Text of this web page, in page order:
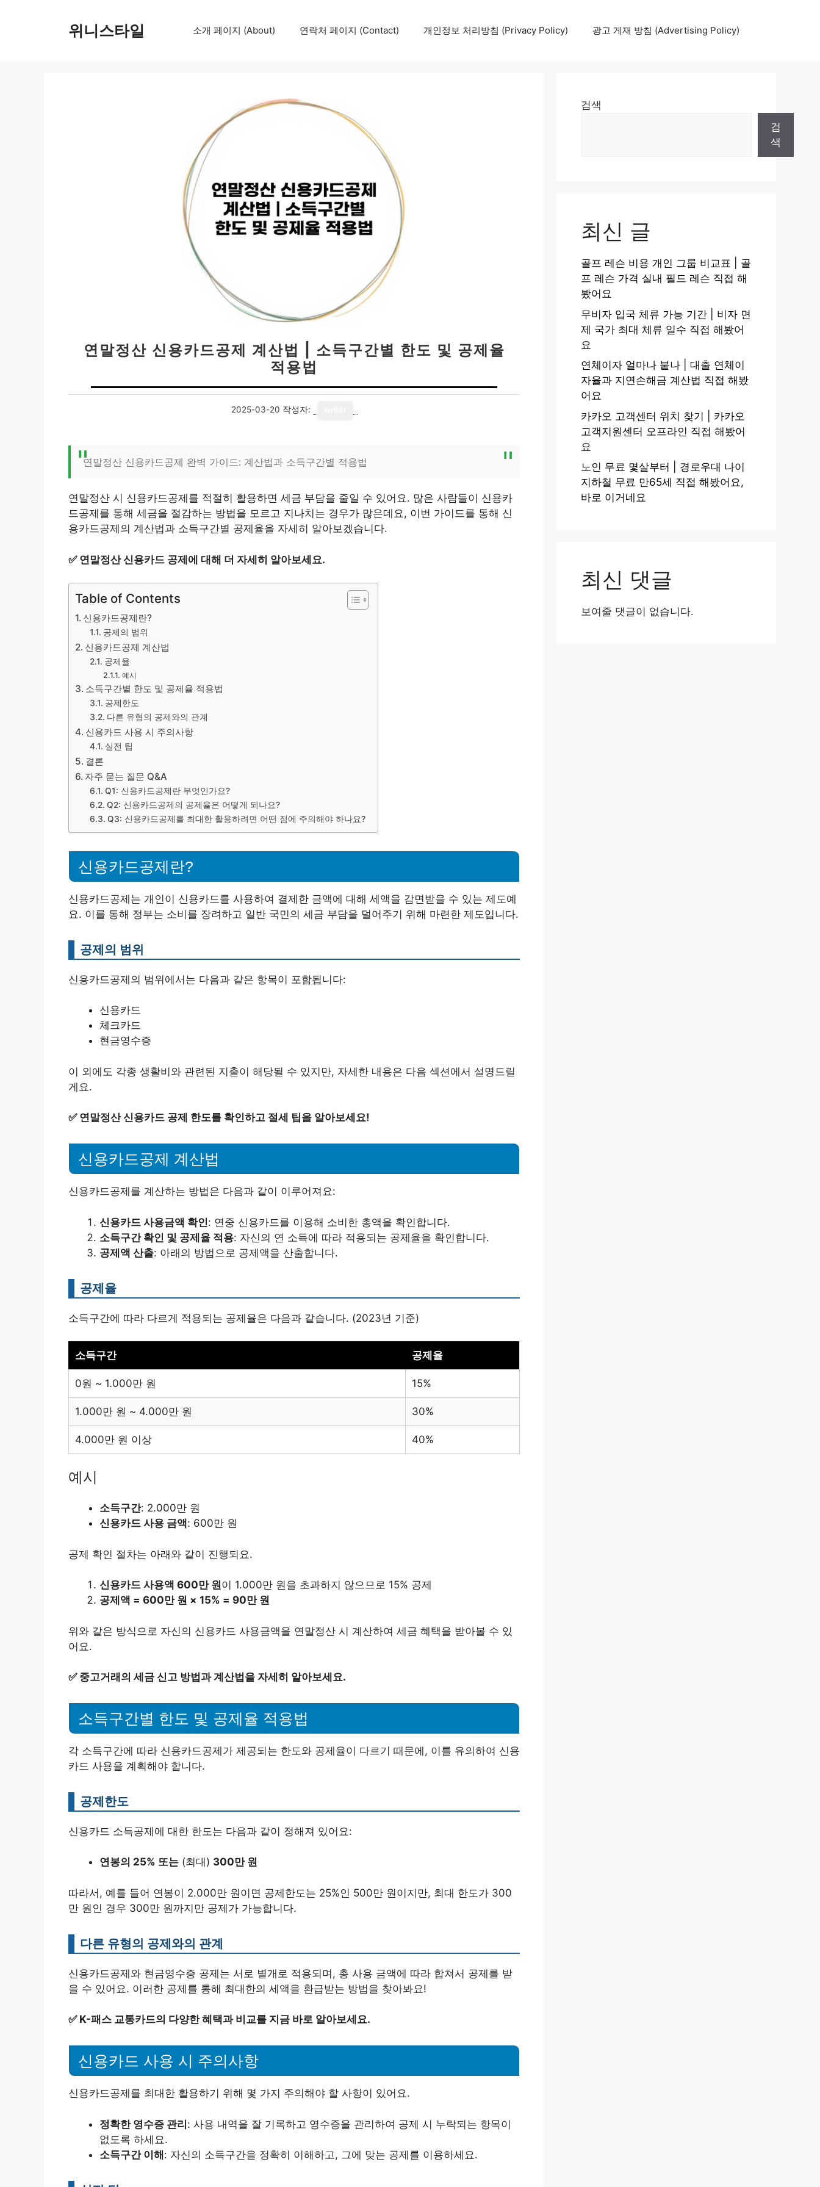
위니스타일 소개 페이지 (About) 연락처 페이지 (Contact) 개인정보 처리방침 (Privacy Policy) 광고 게재 방침 (Advertising Policy)
연말정산 신용카드공제 계산법 | 소득구간별 한도 및 공제율
적용법
2025-03-20 작성자:
연말정산 신용카드공제 완벽 가이드: 계산법과 소득구간별 적용법
연말정산 시 신용카드공제를 적절히 활용하면 세금 부담을 줄일 수 있어요. 많은 사람들이 신용카
드공제를 통해 세금을 절감하는 방법을 모르고 지나치는 경우가 많은데요, 이번 가이드를 통해 신
용카드공제의 계산법과 소득구간별 공제율을 자세히 알아보겠습니다.
✅ 연말정산 신용카드 공제에 대해 더 자세히 알아보세요.
Table of Contents
신용카드공제란?
공제의 범위
신용카드공제 계산법
공제율
예시
소득구간별 한도 및 공제율 적용법
공제한도
다른 유형의 공제와의 관계
신용카드 사용 시 주의사항
실전 팁
결론
자주 묻는 질문 Q&A
Q1: 신용카드공제란 무엇인가요?
Q2: 신용카드공제의 공제율은 어떻게 되나요?
Q3: 신용카드공제를 최대한 활용하려면 어떤 점에 주의해야 하나요?
신용카드공제란?
신용카드공제는 개인이 신용카드를 사용하여 결제한 금액에 대해 세액을 감면받을 수 있는 제도예
요. 이를 통해 정부는 소비를 장려하고 일반 국민의 세금 부담을 덜어주기 위해 마련한 제도입니다.
공제의 범위
신용카드공제의 범위에서는 다음과 같은 항목이 포함됩니다:
신용카드
체크카드
현금영수증
이 외에도 각종 생활비와 관련된 지출이 해당될 수 있지만, 자세한 내용은 다음 섹션에서 설명드릴
게요.
✅ 연말정산 신용카드 공제 한도를 확인하고 절세 팁을 알아보세요!
신용카드공제 계산법
신용카드공제를 계산하는 방법은 다음과 같이 이루어져요:
신용카드 사용금액 확인: 연중 신용카드를 이용해 소비한 총액을 확인합니다.
소득구간 확인 및 공제율 적용: 자신의 연 소득에 따라 적용되는 공제율을 확인합니다.
공제액 산출: 아래의 방법으로 공제액을 산출합니다.
공제율
소득구간에 따라 다르게 적용되는 공제율은 다음과 같습니다. (2023년 기준)
소득구간 공제율
0원 ~ 1.000만 원 15%
1.000만 원 ~ 4.000만 원 30%
4.000만 원 이상 40%
예시
소득구간: 2.000만 원
신용카드 사용 금액: 600만 원
공제 확인 절차는 아래와 같이 진행되요.
신용카드 사용액 600만 원이 1.000만 원을 초과하지 않으므로 15% 공제
공제액 = 600만 원 × 15% = 90만 원
위와 같은 방식으로 자신의 신용카드 사용금액을 연말정산 시 계산하여 세금 혜택을 받아볼 수 있
어요.
✅ 중고거래의 세금 신고 방법과 계산법을 자세히 알아보세요.
소득구간별 한도 및 공제율 적용법
각 소득구간에 따라 신용카드공제가 제공되는 한도와 공제율이 다르기 때문에, 이를 유의하여 신용
카드 사용을 계획해야 합니다.
공제한도
신용카드 소득공제에 대한 한도는 다음과 같이 정해져 있어요:
연봉의 25% 또는 (최대) 300만 원
따라서, 예를 들어 연봉이 2.000만 원이면 공제한도는 25%인 500만 원이지만, 최대 한도가 300
만 원인 경우 300만 원까지만 공제가 가능합니다.
다른 유형의 공제와의 관계
신용카드공제와 현금영수증 공제는 서로 별개로 적용되며, 총 사용 금액에 따라 합쳐서 공제를 받
을 수 있어요. 이러한 공제를 통해 최대한의 세액을 환급받는 방법을 찾아봐요!
✅ K-패스 교통카드의 다양한 혜택과 비교를 지금 바로 알아보세요.
신용카드 사용 시 주의사항
신용카드공제를 최대한 활용하기 위해 몇 가지 주의해야 할 사항이 있어요.
정확한 영수증 관리: 사용 내역을 잘 기록하고 영수증을 관리하여 공제 시 누락되는 항목이
없도록 하세요.
소득구간 이해: 자신의 소득구간을 정확히 이해하고, 그에 맞는 공제를 이용하세요.
검색
검
색
최신 글
골프 레슨 비용 개인 그룹 비교표 | 골
프 레슨 가격 실내 필드 레슨 직접 해
봤어요
무비자 입국 체류 가능 기간 | 비자 면
제 국가 최대 체류 일수 직접 해봤어
요
연체이자 얼마나 붙나 | 대출 연체이
자율과 지연손해금 계산법 직접 해봤
어요
카카오 고객센터 위치 찾기 | 카카오
고객지원센터 오프라인 직접 해봤어
요
노인 무료 몇살부터 | 경로우대 나이
지하철 무료 만65세 직접 해봤어요,
바로 이거네요
최신 댓글
보여줄 댓글이 없습니다.